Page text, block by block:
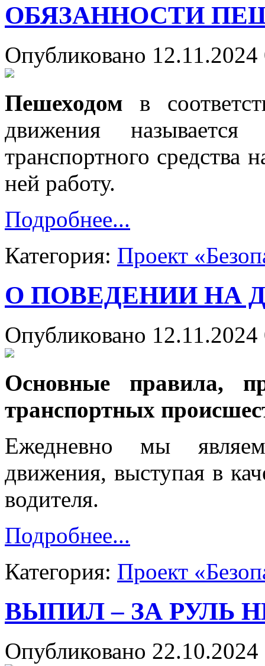
ОБЯЗАННОСТИ
Опубликовано 12.11.2024
Пешеходом в
движения
транспортного средства
ней работу.
Подробнее...
Категория: Проект
О ПОВЕДЕНИИ НА
Опубликовано 12.11.2024
Основные правила,
транспортных
Ежедневно мы
движения, выступая в
водителя.
Подробнее...
Категория: Проект
ВЫПИЛ – ЗА РУЛЬ
Опубликовано